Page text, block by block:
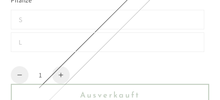
S
L
ReduzierenErhöhen
Sie
Ausverkauft